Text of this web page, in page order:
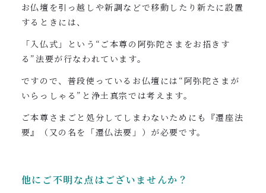
お仏壇を引っ越しや新調などで移動したり新たに設置
するときには、
「入仏式」という“ご本尊の阿弥陀さまをお招きす
る”法要が行なわれています。
ですので、普段使っているお仏壇には“阿弥陀さまが
いらっしゃる”と浄土真宗では考えます。
ご本尊さまごと処分してしまわないためにも『遷座法
要』（又の名を「遷仏法要」）が必要です。
他にご不明な点はございませんか？